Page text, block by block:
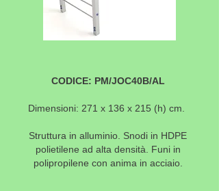
CODICE: PM/JOC40B/AL
Dimensioni: 271 x 136 x 215 (h) cm.
Struttura in alluminio. Snodi in HDPE
polietilene ad alta densità. Funi in
polipropilene con anima in acciaio.